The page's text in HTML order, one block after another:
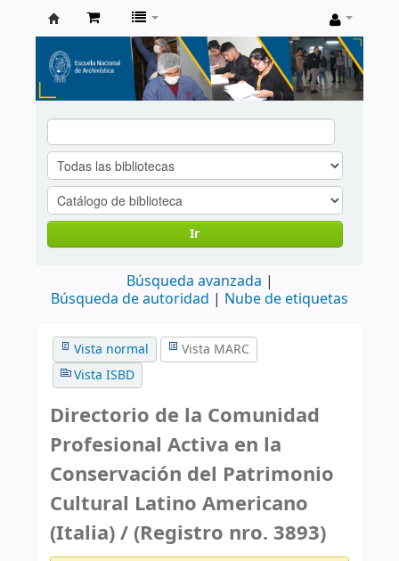
Catálogo
de
Biblioteca
ENA
Ir
Búsqueda avanzada
Búsqueda de autoridad
Nube de etiquetas
Vista normal
Vista MARC
Vista ISBD
Directorio de la Comunidad
Profesional Activa en la
Conservación del Patrimonio
Cultural Latino Americano
(Italia) / (Registro nro. 3893)